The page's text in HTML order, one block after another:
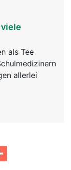
als Tee
allerlei